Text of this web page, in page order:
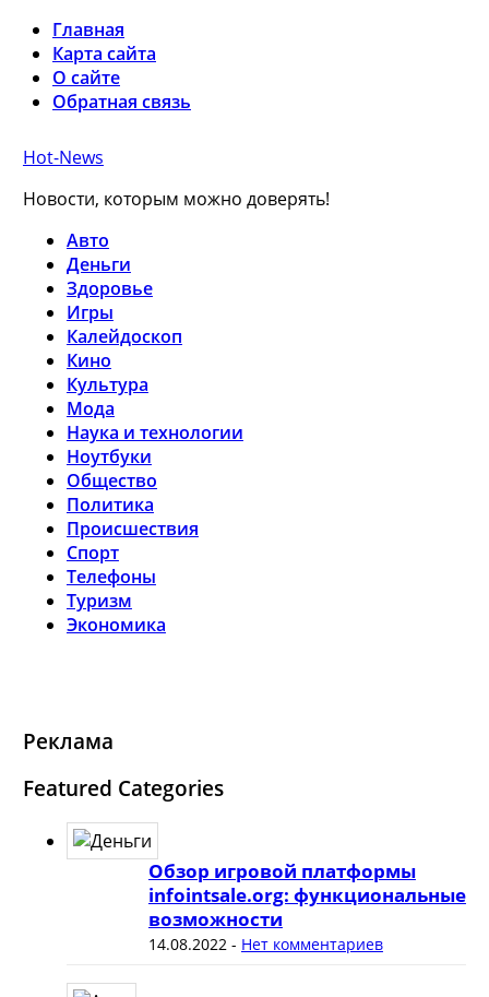
Главная
Карта сайта
О сайте
Обратная связь
Hot-News
Новости, которым можно доверять!
Авто
Деньги
Здоровье
Игры
Калейдоскоп
Кино
Культура
Мода
Наука и технологии
Ноутбуки
Общество
Политика
Происшествия
Спорт
Телефоны
Туризм
Экономика
Реклама
Featured Categories
Обзор игровой платформы
infointsale.org: функциональные
возможности
14.08.2022- Нет комментариев